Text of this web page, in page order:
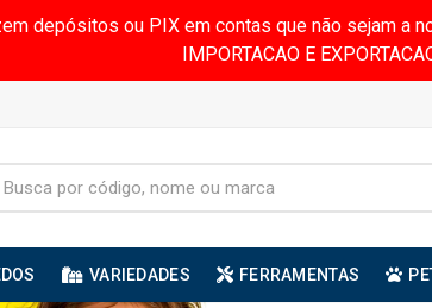
depósitos ou PIX em contas que não sejam a
IMPORTACAO E
VARIEDADES FERRAMENTAS